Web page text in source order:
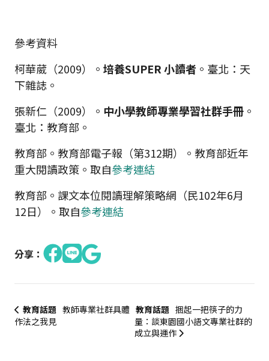
參考資料
柯華葳（2009）。 培養SUPER 小讀者 。臺北：天
下雜誌。
張新仁（2009）。 中小學教師專業學習社群手冊 。
臺北：教育部。
教育部。教育部電子報（第312期）。教育部近年
重大閱讀政策。取自參考連結
教育部。課文本位閱讀理解策略網（民102年6月
12日）。取自參考連結
分享：
教育話題 教師專業社群具體
作法之我見
教育話題 捆起一把筷子的力
量：談東園國小語文專業社群的
成立與運作